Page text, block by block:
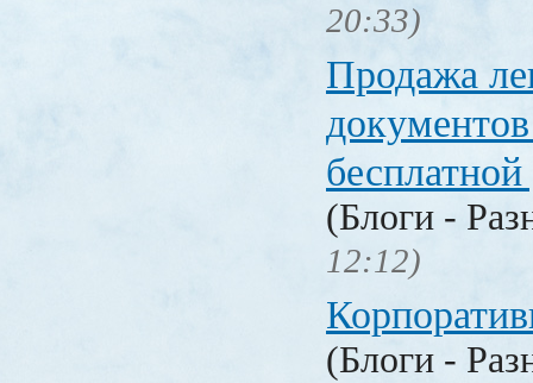
20:33)
Продажа
(Блоги -
12:12)
(Блоги -